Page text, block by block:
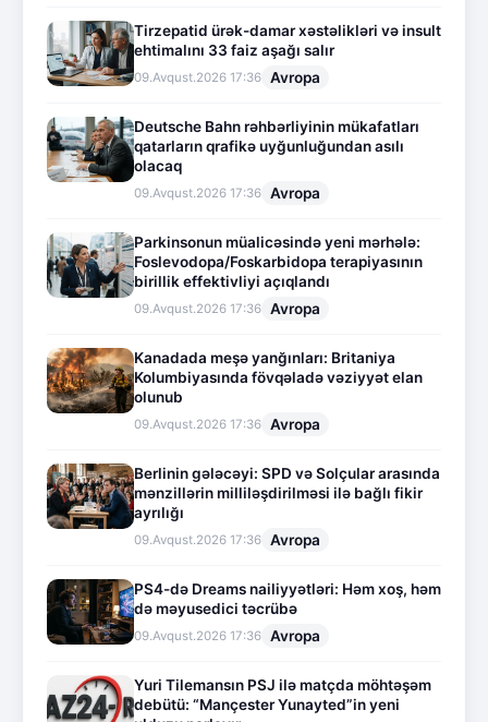
Tirzepatid ürək-damar xəstəlikləri və insult
ehtimalını 33 faiz aşağı salır
09.Avqust.2026 17:36 Avropa
Deutsche Bahn rəhbərliyinin mükafatları
qatarların qrafikə uyğunluğundan asılı
olacaq
09.Avqust.2026 17:36 Avropa
Parkinsonun müalicəsində yeni mərhələ:
Foslevodopa/Foskarbidopa terapiyasının
birillik effektivliyi açıqlandı
09.Avqust.2026 17:36 Avropa
Kanadada meşə yanğınları: Britaniya
Kolumbiyasında fövqəladə vəziyyət elan
olunub
09.Avqust.2026 17:36 Avropa
Berlinin gələcəyi: SPD və Solçular arasında
mənzillərin milliləşdirilməsi ilə bağlı fikir
ayrılığı
09.Avqust.2026 17:36 Avropa
PS4-də Dreams nailiyyətləri: Həm xoş, həm
də məyusedici təcrübə
09.Avqust.2026 17:36 Avropa
Yuri Tilemansın PSJ ilə matçda möhtəşəm
debütü: “Mançester Yunayted”in yeni